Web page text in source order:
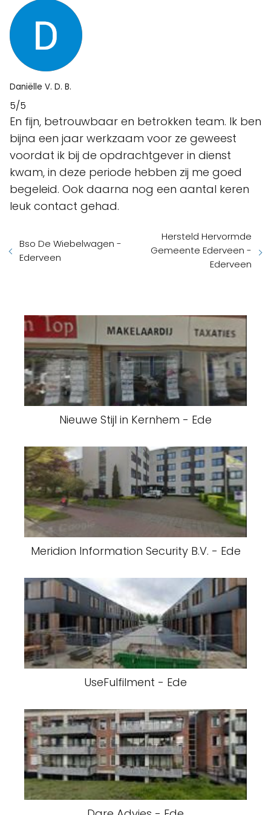
Daniëlle V. D. B.
5/5
En fijn, betrouwbaar en betrokken team. Ik ben
bijna een jaar werkzaam voor ze geweest
voordat ik bij de opdrachtgever in dienst
kwam, in deze periode hebben zij me goed
begeleid. Ook daarna nog een aantal keren
leuk contact gehad.
Bso De Wiebelwagen -
Ederveen
Hersteld Hervormde
Gemeente Ederveen -
Ederveen
Nieuwe Stijl in Kernhem - Ede
Meridion Information Security B.V. - Ede
UseFulfilment - Ede